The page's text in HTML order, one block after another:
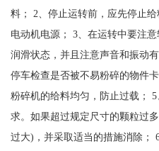
料； 2、停止运转前，应先停止
电动机电源； 3、在运转中要注
润滑状态，并且注意声音和振动
停车检查是否被不易粉碎的物件
粉碎机的给料均匀，防止过载；
求。如果超过规定尺寸的颗粒过
过大)，并采取适当的措施消除；